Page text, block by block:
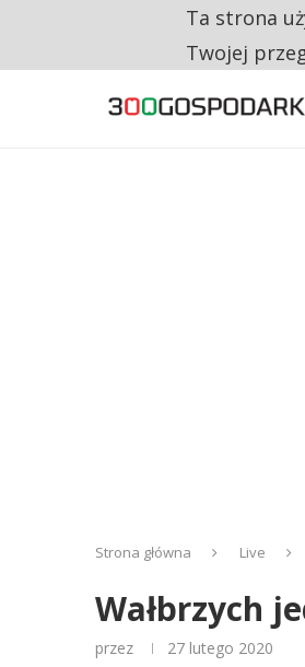
CO TRZECIĄ
Strona główna Live
Wałbrzych
przez 27 lutego 2020
Ta strona
Twojej